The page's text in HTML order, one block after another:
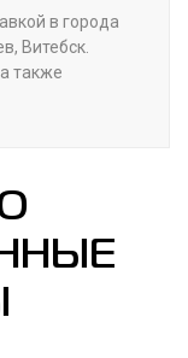
в города
Витебск.
также